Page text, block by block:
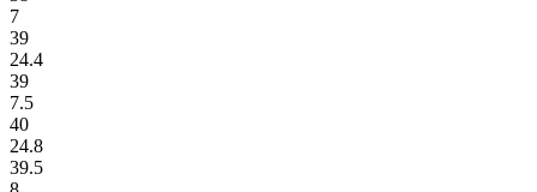
7
39
24.4
39
7.5
40
24.8
39.5